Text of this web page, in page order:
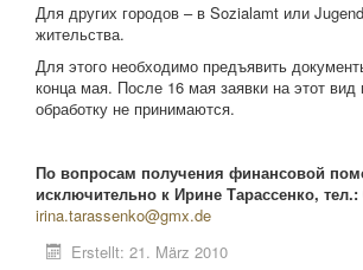
Для других городов – в Sozialamt или
жительства.
Для этого необходимо предъявить
конца мая. После 16 мая заявки на этот
обработку не принимаются.
По вопросам получения финансовой
исключительно к Ирине Тарассенко, тел.:
irina.tarassenko@gmx.de
Erstellt: 21. März 2010